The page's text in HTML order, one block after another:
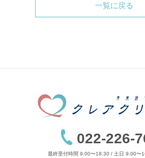
一覧に戻る
022-226-
最終受付時間 9:00〜18:30 / 土日 9:00〜